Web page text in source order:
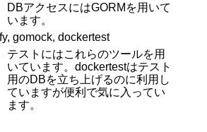
DBアクセスにはGORMを用いて
います。
gomock, dockertest
テストにはこれらのツールを用
いています。dockertestはテスト
用のDBを立ち上げるのに利用し
ていますが便利で気に入ってい
ます。